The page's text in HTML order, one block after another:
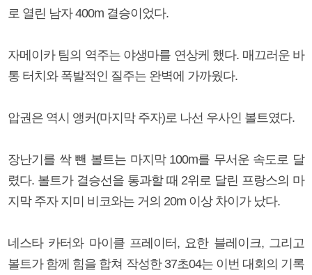
로 열린 남자 400m 결승이었다.
자메이카 팀의 역주는 야생마를 연상케 했다. 매끄러운 바
통 터치와 폭발적인 질주는 완벽에 가까웠다.
압권은 역시 앵커(마지막 주자)로 나선 우사인 볼트였다.
장난기를 싹 뺀 볼트는 마지막 100m를 무서운 속도로 달
렸다. 볼트가 결승선을 통과할 때 2위로 달린 프랑스의 마
지막 주자 지미 비코와는 거의 20m 이상 차이가 났다.
네스타 카터와 마이클 프레이터, 요한 블레이크, 그리고
볼트가 함께 힘을 합쳐 작성한 37초04는 이번 대회의 기록